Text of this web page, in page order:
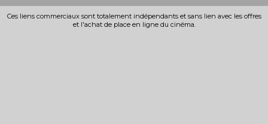
Ces liens commerciaux sont totalement indépendants et sans lien avec les offres
et l'achat de place en ligne du cinéma.